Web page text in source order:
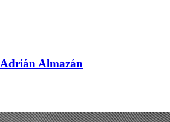
Adrián Almazán